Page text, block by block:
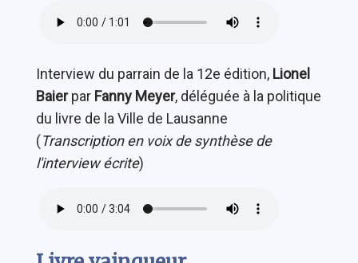
Interview du parrain de la 12e édition, Lionel
Baierpar Fanny Meyer, déléguée à la politique
du livre de la Ville de Lausanne
(Transcription en voix de synthèse de
l'interview écrite)